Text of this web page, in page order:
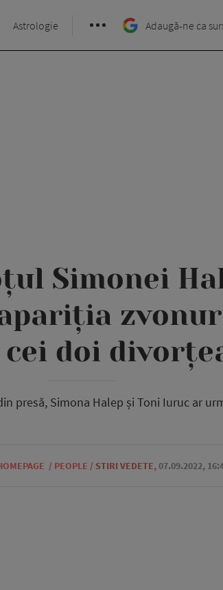
Astrologie Adaugă-ne ca
Simonei
doi
presă, Simona Halep și Toni Iuruc ar
/ PEOPLE / STIRI VEDETE,07.09.2022,